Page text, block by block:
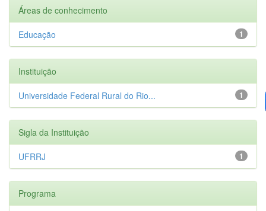
Áreas de conhecimento
1
Educação
Instituição
1
Universidade Federal Rural do Rio...
Sigla da Instituição
1
UFRRJ
Programa